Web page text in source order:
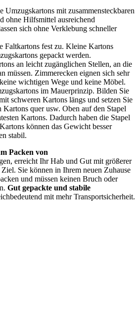
Umzugskartons mit zusammensteckbaren
ohne Hilfsmittel ausreichend
sich ohne Verklebung schneller
Faltkartons fest zu. Kleine Kartons
gepackt werden.
an leicht zugänglichen Stellen, an die
müssen. Zimmerecken eignen sich sehr
wichtigen Wege und keine Möbel.
im Mauerprinzip. Bilden Sie
schweren Kartons längs und setzen Sie
Kartons quer usw. Oben auf den Stapel
Kartons. Dadurch haben die Stapel
können das Gewicht besser
stabil.
Packen von
erreicht Ihr Hab und Gut mit größerer
Sie können in Ihrem neuen Zuhause
und müssen keinen Bruch oder
Gut gepackte und stabile
mit mehr Transportsicherheit.